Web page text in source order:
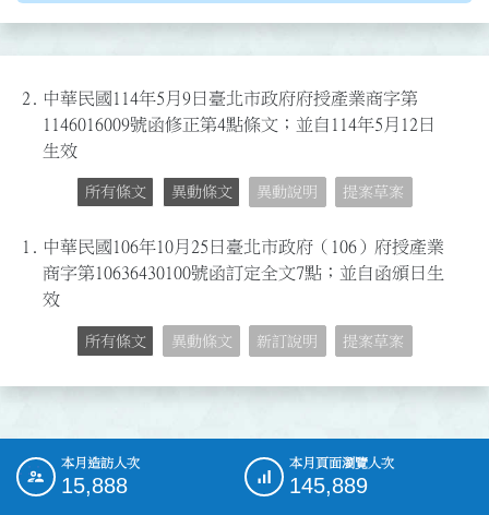
2.
中華民國114年5月9日臺北市政府府授產業商字第
1146016009號函修正第4點條文；並自114年5月12日
生效
所有條文 異動條文 異動說明 提案草案
1. 中華民國106年10月25日臺北市政府（106）府授產業
商字第10636430100號函訂定全文7點；並自函頒日生
效
所有條文 異動條文 新訂說明 提案草案
::: 本月造訪人次
15,888
本月頁面瀏覽人次
145,889